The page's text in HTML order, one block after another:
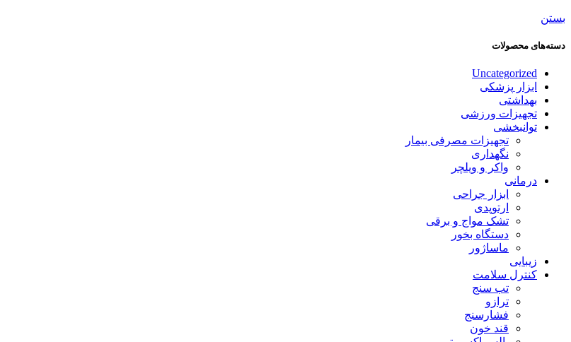
بستن
دسته‌های محصولات
Uncategorized
ابزار پزشکی
بهداشتی
تجهیزات ورزشی
توانبخشی
تجهیزات مصرفی بیمار
نگهداری
واکر و ویلچر
درمانی
ابزار جراحی
ارتوپدی
تشک مواج و برقی
دستگاه بخور
ماساژور
زیبایی
کنترل سلامت
تب سنج
ترازو
فشارسنج
قند خون